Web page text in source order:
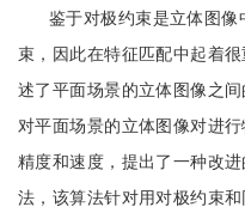
鉴于对极约束是立体图
束，因此在特征匹配中起着
述了平面场景的立体图像之
对平面场景的立体图像对进
精度和速度，提出了一种改
法，该算法针对用对极约束